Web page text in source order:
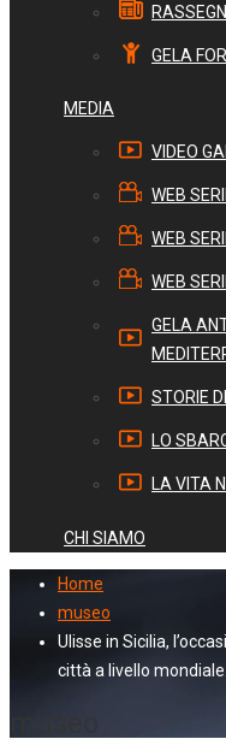
GELA
MEDIA
VIDEO
WEB
WEB
WEB
GELA
STORIE
LO
LA VITA
CHI SIAMO
Home
museo
Ulisse in Sicilia,
città a livello mondiale.